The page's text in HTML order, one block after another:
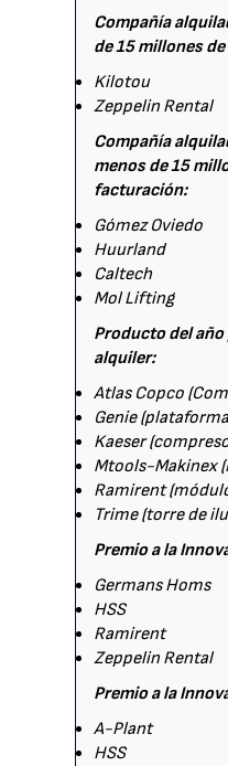
Compañía
de 15 millones
Kilotou
Zeppelin Rental
Compañía
menos de 15
facturación:
Gómez Oviedo
Huurland
Caltech
Mol Lifting
Producto del año
alquiler:
Atlas Copco
Genie
Kaeser
Mtools-Makinex
Ramirent
Trime (torre de
Premio a la
Germans Homs
HSS
Ramirent
Zeppelin Rental
Premio a la
A-Plant
HSS